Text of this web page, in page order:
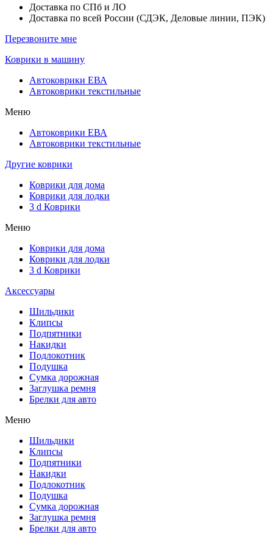
Доставка по СПб и ЛО
Доставка по всей России (СДЭК, Деловые линии, ПЭК)
Перезвоните мне
Коврики в машину
Автоковрики ЕВА
Автоковрики текстильные
Меню
Автоковрики ЕВА
Автоковрики текстильные
Другие коврики
Коврики для дома
Коврики для лодки
3 d Коврики
Меню
Коврики для дома
Коврики для лодки
3 d Коврики
Аксессуары
Шильдики
Клипсы
Подпятники
Накидки
Подлокотник
Подушка
Сумка дорожная
Заглушка ремня
Брелки для авто
Меню
Шильдики
Клипсы
Подпятники
Накидки
Подлокотник
Подушка
Сумка дорожная
Заглушка ремня
Брелки для авто